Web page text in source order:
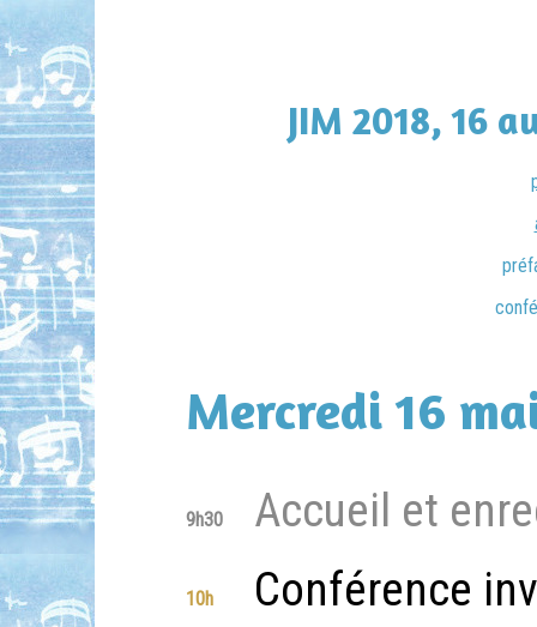
JIM 2018, 16
Mercredi 16
9h30 Accueil et
10h
Conférence